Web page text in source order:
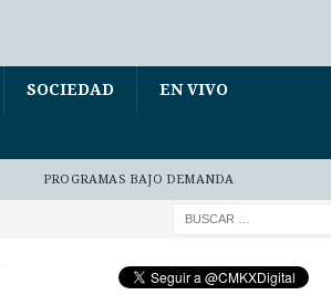
SOCIEDAD EN VIVO
PROGRAMAS BAJO DEMANDA